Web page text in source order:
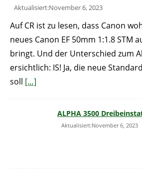
Aktualisiert:November 6, 2023
Auf CR ist zu lesen, dass Canon
neues Canon EF 50mm 1:1.8 STM
bringt. Und der Unterschied zum
ersichtlich: IS! Ja, die neue
soll […]
ALPHA 3500
Aktualisiert:November 6, 2023